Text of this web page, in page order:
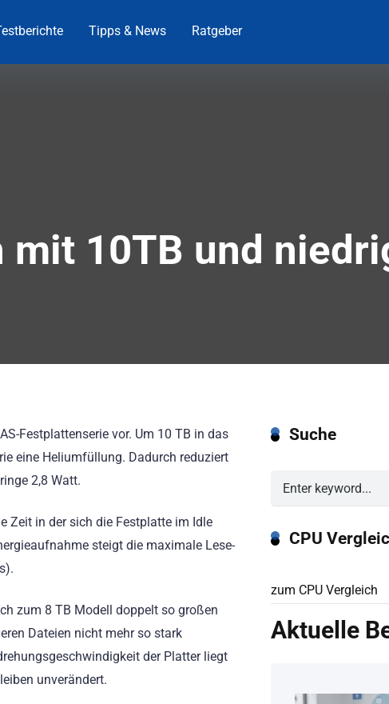
Tipps & News Ratgeber
mit 10TB und
Festplattenserie vor. Um 10 TB in das
eine Heliumfüllung. Dadurch reduziert
2,8 Watt.
Zeit in der sich die Festplatte im Idle
steigt die maximale Lese-
zum 8 TB Modell doppelt so großen
Dateien nicht mehr so stark
der Platter liegt
unverändert.
Suche
CPU
zum CPU Vergleich
Aktuelle